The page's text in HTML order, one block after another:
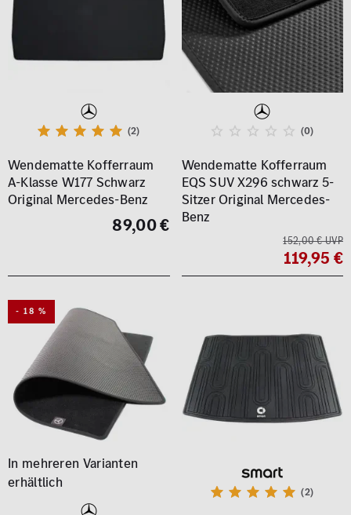
(2)
Wendematte Kofferraum
A-Klasse W177 Schwarz
Original Mercedes-Benz
89,00 €
(0)
Wendematte Kofferraum
EQS SUV X296 schwarz 5-
Sitzer Original Mercedes-
Benz
152,00 € UVP
119,95 €
- 18 %
(2)